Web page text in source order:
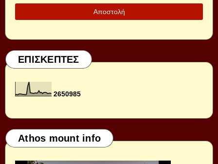
ΕΠΙΣΚΕΠΤΕΣ
2650985
Athos mount info